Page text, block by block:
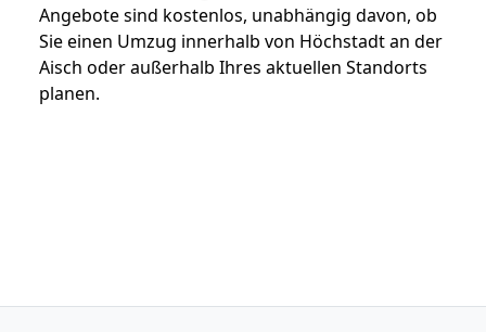
Angebote sind kostenlos, unabhängig davon, ob
Sie einen Umzug innerhalb von Höchstadt an der
Aisch oder außerhalb Ihres aktuellen Standorts
planen.